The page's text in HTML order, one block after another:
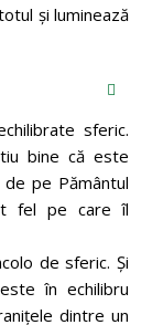
şi luminează
sferic.
bine că este
pe Pământul
fel pe care îl
de sferic. Și
în echilibru
dintre un